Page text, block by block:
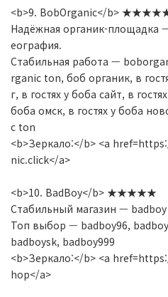
<b>9. BobOrganic</b>
Надёжная органик-площадка
еография.
Стабильная работа —
rganic ton, боб органик, в
г, в гостях у боба сайт, в
боба омск, в гостях у боба
c ton
<b>Зеркало:</b> <a
nic.click</a>
<b>10. BadBoy</b> ★★★★★
Стабильный магазин —
Топ выбор — badboy96,
badboysk, badboy999
<b>Зеркало:</b> <a
hop</a>